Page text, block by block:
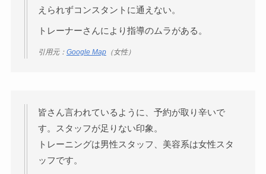
えられずコンスタントに通えない。
トレーナーさんにより指導のムラがある。
引用元： Google Map（女性）
皆さん言われているように、予約が取り辛いで
す。スタッフが足りない印象。
トレーニングは男性スタッフ、美容系は女性スタ
ッフです。